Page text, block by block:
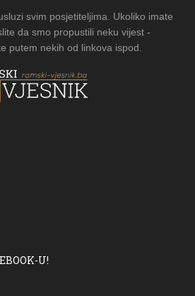
svim posjetiteljima. Ukoliko imate
da smo propustili neku vijest -
putem nekih od linkova ispod.
U!